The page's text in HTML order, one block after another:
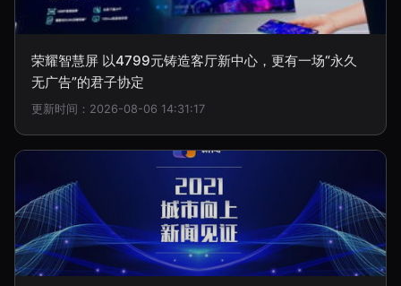
荣耀智慧屏 以4799元铸造客厅新中心，更有一场“永久
无广告”的君子协定
更新时间：2026-08-06 14:31:17